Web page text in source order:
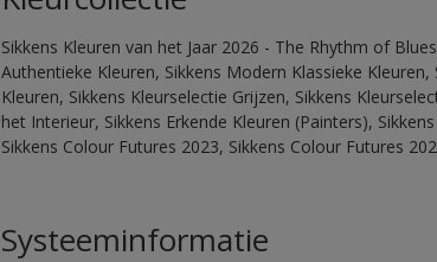
Sikkens Kleuren van het Jaar 2026 - The Rhythm of
Authentieke Kleuren, Sikkens Modern Klassieke
Kleuren, Sikkens Kleurselectie Grijzen, Sikkens
het Interieur, Sikkens Erkende Kleuren (Painters),
Sikkens Colour Futures 2023, Sikkens Colour Futures
Systeeminformatie